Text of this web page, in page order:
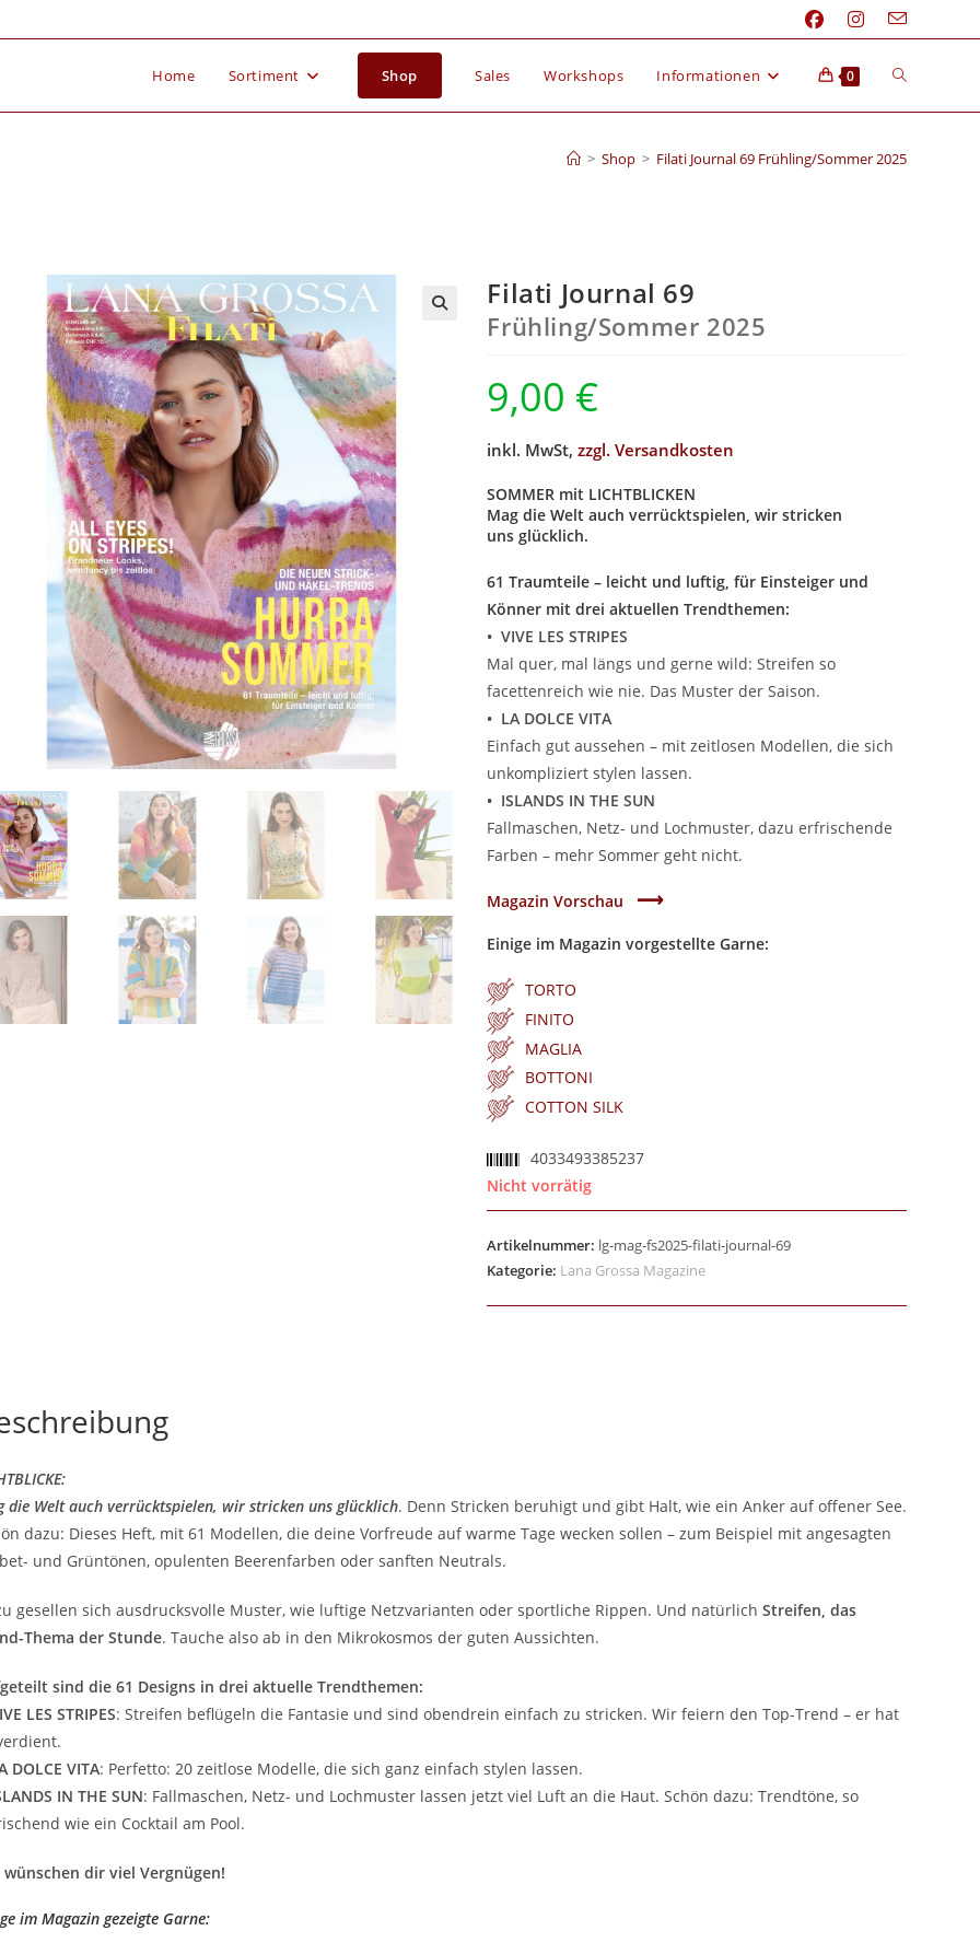
Home Sortiment Shop Sales Workshops Informationen 0
> Shop > Filati Journal 69 Frühling/Sommer 2025
Filati Journal 69
Frühling/Sommer 2025
9,00 €
inkl. MwSt,zzgl. Versandkosten
SOMMER mit LICHTBLICKEN
Mag die Welt auch verrücktspielen, wir stricken
uns glücklich.
61 Traumteile – leicht und luftig, für Einsteiger und
Könner mit drei aktuellen Trendthemen:
• VIVE LES STRIPES
Mal quer, mal längs und gerne wild: Streifen so
facettenreich wie nie. Das Muster der Saison.
• LA DOLCE VITA
Einfach gut aussehen – mit zeitlosen Modellen, die sich
unkompliziert stylen lassen.
• ISLANDS IN THE SUN
Fallmaschen, Netz- und Lochmuster, dazu erfrischende
Farben – mehr Sommer geht nicht.
Magazin Vorschau ⟶
Einige im Magazin vorgestellte Garne:
TORTO
FINITO
MAGLIA
BOTTONI
COTTON SILK
4033493385237
Nicht vorrätig
Artikelnummer: lg-mag-fs2025-filati-journal-69
Kategorie: Lana Grossa Magazine
die Welt auch verrücktspielen, wir stricken uns glücklich. Denn Stricken beruhigt und gibt Halt, wie ein Anker auf offener See.
dazu: Dieses Heft, mit 61 Modellen, die deine Vorfreude auf warme Tage wecken sollen – zum Beispiel mit angesagten
und Grüntönen, opulenten Beerenfarben oder sanften Neutrals.
gesellen sich ausdrucksvolle Muster, wie luftige Netzvarianten oder sportliche Rippen. Und natürlich Streifen, das
Thema der Stunde. Tauche also ab in den Mikrokosmos der guten Aussichten.
sind die 61 Designs in drei aktuelle Trendthemen:
LES STRIPES: Streifen beflügeln die Fantasie und sind obendrein einfach zu stricken. Wir feiern den Top-Trend – er hat
DOLCE VITA: Perfetto: 20 zeitlose Modelle, die sich ganz einfach stylen lassen.
IN THE SUN: Fallmaschen, Netz- und Lochmuster lassen jetzt viel Luft an die Haut. Schön dazu: Trendtöne, so
wie ein Cocktail am Pool.
wünschen dir viel Vergnügen!
im Magazin gezeigte Garne: